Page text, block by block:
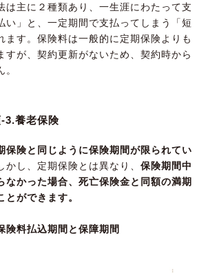
は主に２種類あり、一生涯にわたって支
い」と、一定期間で支払ってしまう「短
ます。保険料は一般的に定期保険よりも
すが、契約更新がないため、契約時から
3.養老保険
保険と同じように保険期間が限られてい
かし、定期保険とは異なり、 保険期間中
なかった場合、死亡保険金と同額の満期
ができます。
険料払込期間と保障期間